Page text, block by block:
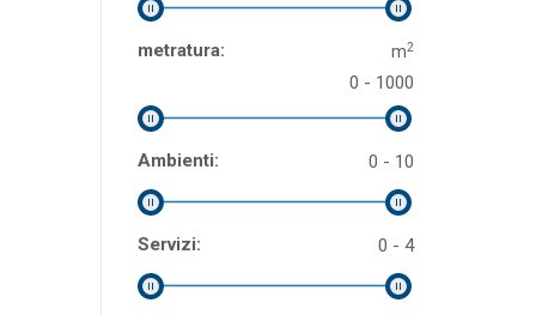
metratura: m2
0 - 1000
Ambienti: 0 - 10
Servizi: 0 - 4